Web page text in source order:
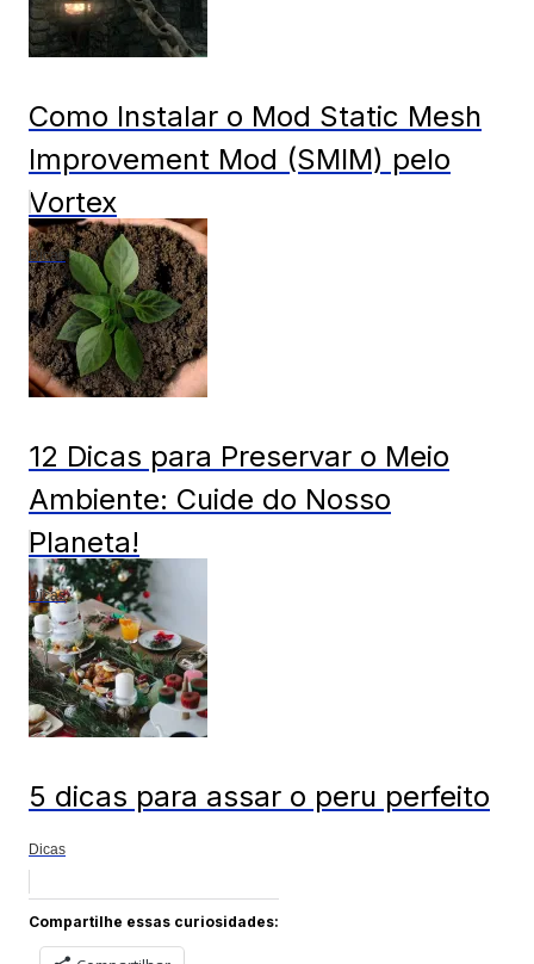
Como Instalar o Mod Static Mesh
Improvement Mod (SMIM) pelo
Vortex
Dicas
12 Dicas para Preservar o Meio
Ambiente: Cuide do Nosso
Planeta!
Dicas
5 dicas para assar o peru perfeito
Dicas
Compartilhe essas curiosidades: